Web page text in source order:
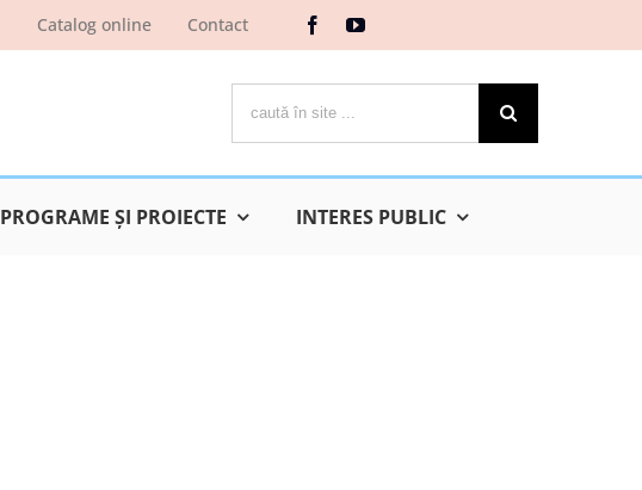
Catalog online Contact
PROGRAME ŞI PROIECTE INTERES PUBLIC